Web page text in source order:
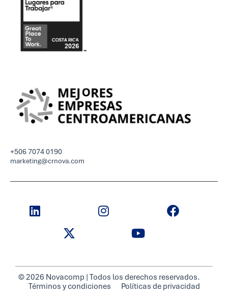
+506 7074 0190
marketing@crnova.com
© 2026 Novacomp | Todos los derechos reservados.
Términos y condiciones
Políticas de privacidad